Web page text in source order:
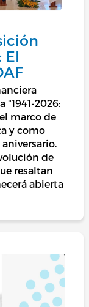
El
2026:
marco de
y como
de
resaltan
abierta